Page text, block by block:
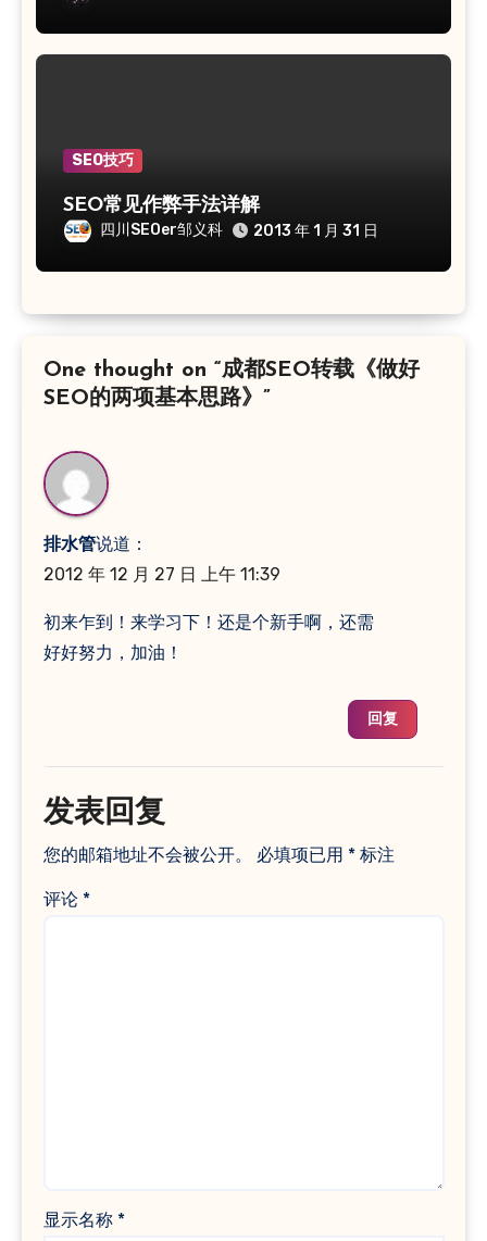
SEO技巧
SEO常见作弊手法详解
四川SEOer邹义科 2013 年 1 月 31 日
One thought on “成都SEO转载《做好
SEO的两项基本思路》”
排水管说道：
2012 年 12 月 27 日 上午 11:39
初来乍到！来学习下！还是个新手啊，还需
好好努力，加油！
回复
发表回复
您的邮箱地址不会被公开。 必填项已用 *标注
评论 *
显示名称 *